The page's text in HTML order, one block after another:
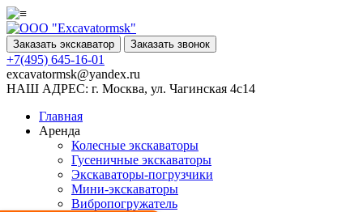
Заказать экскаватор Заказать звонок
+7(495) 645-16-01
excavatormsk@yandex.ru
НАШ АДРЕС: г. Москва, ул. Чагинская 4с14
Главная
Аренда
Колесные экскаваторы
Гусеничные экскаваторы
Экскаваторы-погрузчики
Мини-экскаваторы
Вибропогружатель